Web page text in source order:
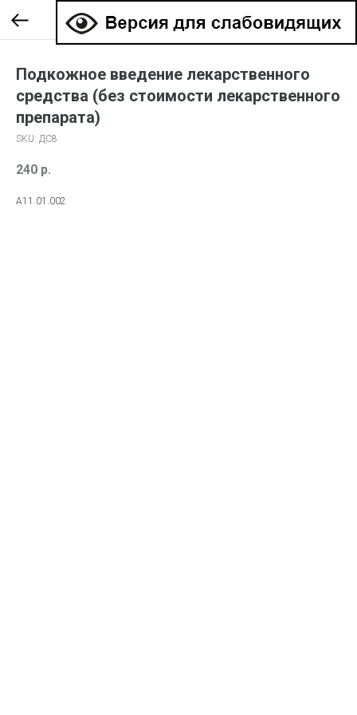
Подкожное введение лекарственного
средства (без стоимости лекарственного
препарата)
SKU: ДС8
240 р.
A11.01.002